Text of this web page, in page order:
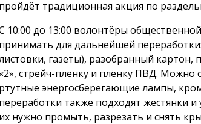
пройдёт традиционная акция по
10:00 до 13:00 волонтёры
принимать для дальнейшей
газеты), разобранный картон,
«2», стрейч-плёнку и плёнку ПВД. Можно
ртутные энергосберегающие лампы,
переработки также подходят жестянки
их нужно промыть, разрезать и снять